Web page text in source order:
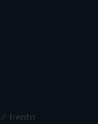
Trento